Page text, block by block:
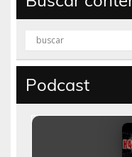
Podcast